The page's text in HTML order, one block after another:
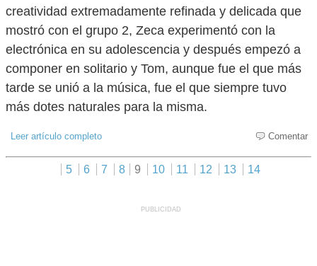
creatividad extremadamente refinada y delicada que
mostró con el grupo 2, Zeca experimentó con la
electrónica en su adolescencia y después empezó a
componer en solitario y Tom, aunque fue el que más
tarde se unió a la música, fue el que siempre tuvo
más dotes naturales para la misma.
Leer artículo completo Comentar
5 6 7 8 9 10 11 12 13 14
PUBLICIDAD